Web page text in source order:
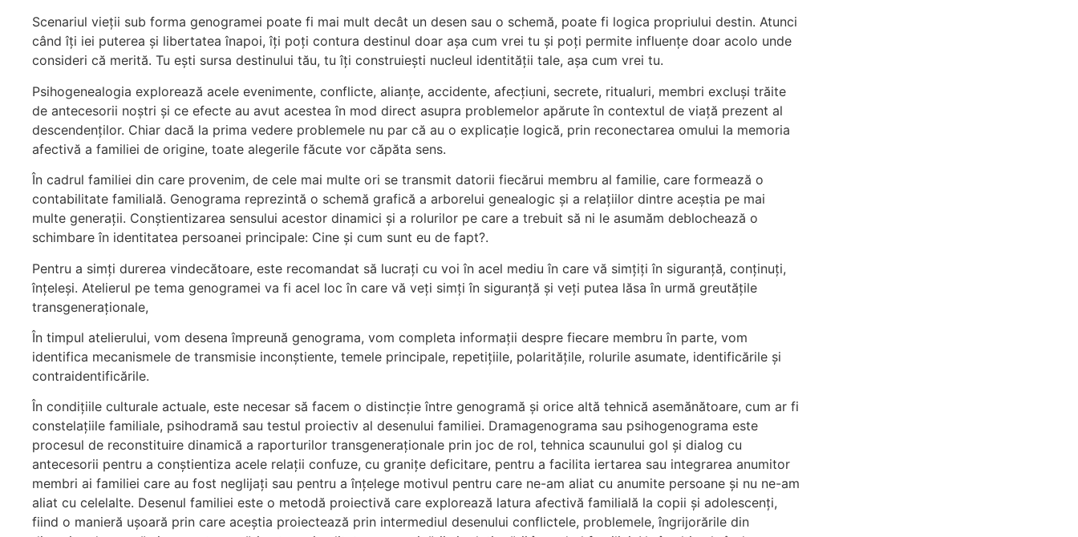
Scenariul vieții sub forma genogramei poate fi mai mult decât un desen sau o schemă, poate fi logica propriului destin. Atunci
când îți iei puterea și libertatea înapoi, îți poți contura destinul doar așa cum vrei tu și poți permite influențe doar acolo unde
consideri că merită. Tu ești sursa destinului tău, tu îți construiești nucleul identității tale, așa cum vrei tu.
Psihogenealogia explorează acele evenimente, conflicte, alianțe, accidente, afecțiuni, secrete, ritualuri, membri excluși trăite
de antecesorii noștri și ce efecte au avut acestea în mod direct asupra problemelor apărute în contextul de viață prezent al
descendenților. Chiar dacă la prima vedere problemele nu par că au o explicație logică, prin reconectarea omului la memoria
afectivă a familiei de origine, toate alegerile făcute vor căpăta sens.
În cadrul familiei din care provenim, de cele mai multe ori se transmit datorii fiecărui membru al familie, care formează o
contabilitate familială. Genograma reprezintă o schemă grafică a arborelui genealogic și a relațiilor dintre aceștia pe mai
multe generații. Conștientizarea sensului acestor dinamici și a rolurilor pe care a trebuit să ni le asumăm deblochează o
schimbare în identitatea persoanei principale: Cine și cum sunt eu de fapt?.
Pentru a simți durerea vindecătoare, este recomandat să lucrați cu voi în acel mediu în care vă simțiți în siguranță, conținuți,
înțeleși. Atelierul pe tema genogramei va fi acel loc în care vă veți simți în siguranță și veți putea lăsa în urmă greutățile
transgeneraționale,
În timpul atelierului, vom desena împreună genograma, vom completa informații despre fiecare membru în parte, vom
identifica mecanismele de transmisie inconștiente, temele principale, repetițiile, polaritățile, rolurile asumate, identificările și
contraidentificările.
În condițiile culturale actuale, este necesar să facem o distincție între genogramă și orice altă tehnică asemănătoare, cum ar fi
constelațiile familiale, psihodramă sau testul proiectiv al desenului familiei. Dramagenograma sau psihogenograma este
procesul de reconstituire dinamică a raporturilor transgeneraționale prin joc de rol, tehnica scaunului gol și dialog cu
antecesorii pentru a conștientiza acele relații confuze, cu granițe deficitare, pentru a facilita iertarea sau integrarea anumitor
membri ai familiei care au fost neglijați sau pentru a înțelege motivul pentru care ne-am aliat cu anumite persoane și nu ne-am
aliat cu celelalte. Desenul familiei este o metodă proiectivă care explorează latura afectivă familială la copii și adolescenți,
fiind o manieră ușoară prin care aceștia proiectează prin intermediul desenului conflictele, problemele, îngrijorările din